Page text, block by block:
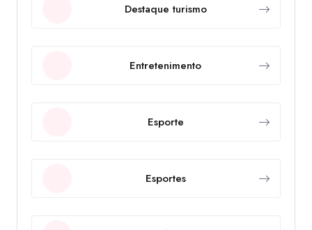
Destaque turismo
Entretenimento
Esporte
Esportes